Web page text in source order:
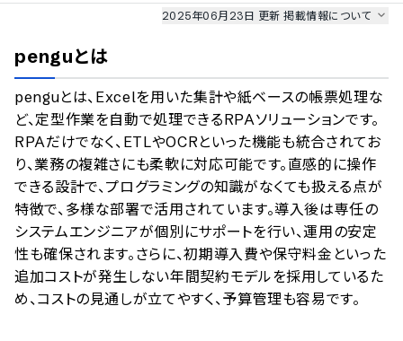
2025年06月23日 更新掲載情報について
のサービスデータを参照しています。
情報更新者：AI最強ナビ編集部 情報取得元 掲載修正依頼
penguとは
penguとは、Excelを用いた集計や紙ベースの帳票処理な
ど、定型作業を自動で処理できるRPAソリューションです。
RPAだけでなく、ETLやOCRといった機能も統合されてお
り、業務の複雑さにも柔軟に対応可能です。直感的に操作
できる設計で、プログラミングの知識がなくても扱える点が
特徴で、多様な部署で活用されています。導入後は専任の
システムエンジニアが個別にサポートを行い、運用の安定
性も確保されます。さらに、初期導入費や保守料金といった
追加コストが発生しない年間契約モデルを採用しているた
め、コストの見通しが立てやすく、予算管理も容易です。